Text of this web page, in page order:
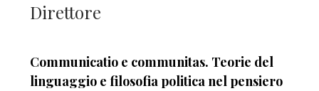
Direttore
Communicatio e communitas. Teorie del
linguaggio e filosofia politica nel pensiero